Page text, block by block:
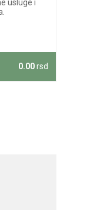
usluge i
0.00rsd